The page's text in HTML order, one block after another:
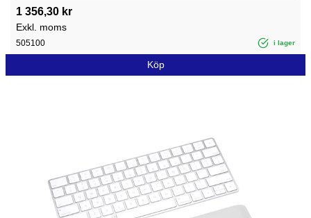
1 356,30 kr
Exkl. moms
505100 i lager
Köp